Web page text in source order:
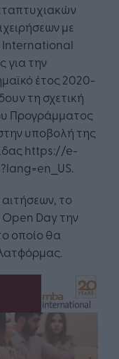
με
International
για την
έτος 2020-
τη σχετική
Προγράμματος
υποβολή της
https://e-
το
Day την
οποίο θα